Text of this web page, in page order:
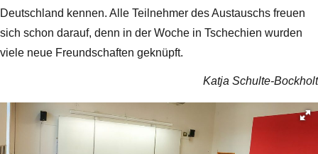
Deutschland kennen. Alle Teilnehmer des Austauschs freuen
sich schon darauf, denn in der Woche in Tschechien wurden
viele neue Freundschaften geknüpft.
Katja Schulte-Bockholt